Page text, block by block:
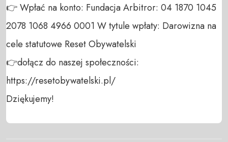
👉 Wpłać na konto: Fundacja Arbitror: 04 1870 1045
2078 1068 4966 0001 W tytule wpłaty: Darowizna na
cele statutowe Reset Obywatelski
👉dołącz do naszej społeczności:
https://resetobywatelski.pl/
Dziękujemy!